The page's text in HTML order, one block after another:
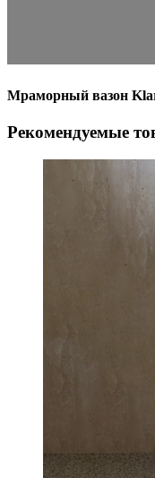
Мраморный вазон
Рекомендуемые